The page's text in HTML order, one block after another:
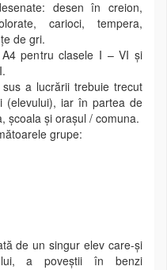
desen în creion,
carioci, tempera,
de gri.
pentru clasele I – VI și
a lucrării trebuie trecut
(elevului), iar în partea de
școala și orașul / comuna.
grupe:
de un singur elev care-și
a poveștii în benzi